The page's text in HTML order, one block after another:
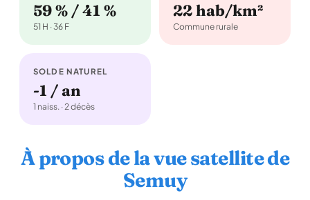
59 % / 41 %
51 H · 36 F
22 hab/km²
Commune rurale
SOLDE NATUREL
-1 / an
1 naiss. · 2 décès
À propos de la vue satellite de
Semuy